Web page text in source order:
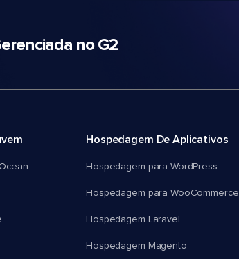
no G2
Hospedagem De Aplicativos
Hospedagem para WordPress
Hospedagem para WooCommerce
Hospedagem Laravel
Hospedagem Magento